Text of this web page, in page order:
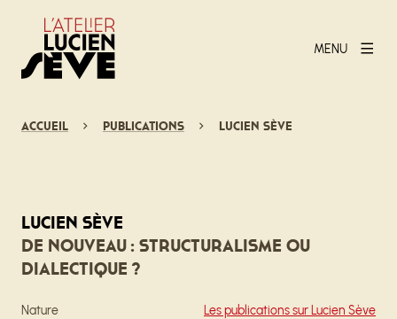
MENU
Accueil Publications Lucien Sève
Lucien Sève
De nouveau : structuralisme ou
dialectique ?
Nature Les publications sur Lucien Sève